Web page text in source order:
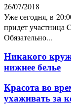
26/07/2018
Уже сегодня, в
придет участница
Обязательно...
Никакого
нижнее белье
Красота во
ухаживать за